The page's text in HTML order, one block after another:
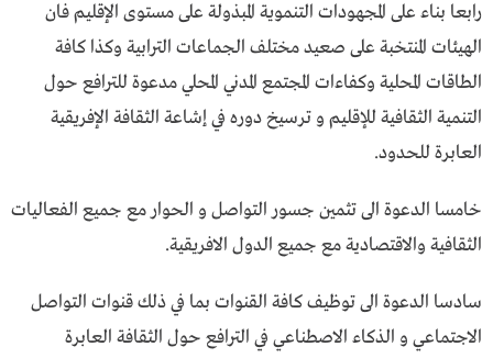
رابعا بناء على المجهودات التنموية المبذولة على مستوى الإقليم فان
الهيئات المنتخبة على صعيد مختلف الجماعات الترابية وكذا كافة
الطاقات المحلية وكفاءات المجتمع المدني المحلي مدعوة للترافع حول
التنمية الثقافية للإقليم و ترسيخ دوره في إشاعة الثقافة الإفريقية
العابرة للحدود.
خامسا الدعوة الى تثمين جسور التواصل و الحوار مع جميع الفعاليات
الثقافية والاقتصادية مع جميع الدول الافريقية.
سادسا الدعوة الى توظيف كافة القنوات بما في ذلك قنوات التواصل
الاجتماعي و الذكاء الاصطناعي في الترافع حول الثقافة العابرة